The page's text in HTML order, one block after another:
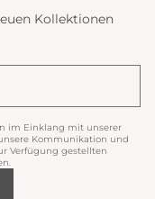
Kollektionen
im Einklang mit unserer
Kommunikation und
Verfügung gestellten